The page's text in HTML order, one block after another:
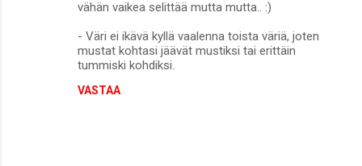
vähän vaikea selittää mutta mutta.. :)
- Väri ei ikävä kyllä vaalenna toista väriä, joten
mustat kohtasi jäävät mustiksi tai erittäin
tummiski kohdiksi.
VASTAA